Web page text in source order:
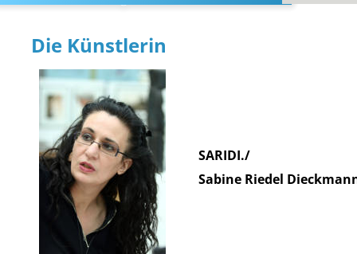
SARIDI./
Sabine Riedel
Die Künstlerin